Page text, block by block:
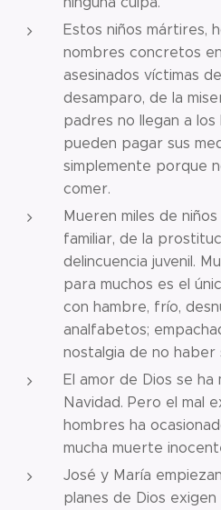
Estos niños mártires,
nombres concretos
asesinados víctimas
desamparo, de la
padres no llegan a
pueden pagar sus
simplemente porque
comer.
Mueren miles de
familiar, de la
delincuencia juvenil.
para muchos es el
con hambre, frío,
analfabetos;
nostalgia de no haber
El amor de Dios se ha
Navidad. Pero el mal
hombres ha
mucha muerte
José y María
planes de Dios